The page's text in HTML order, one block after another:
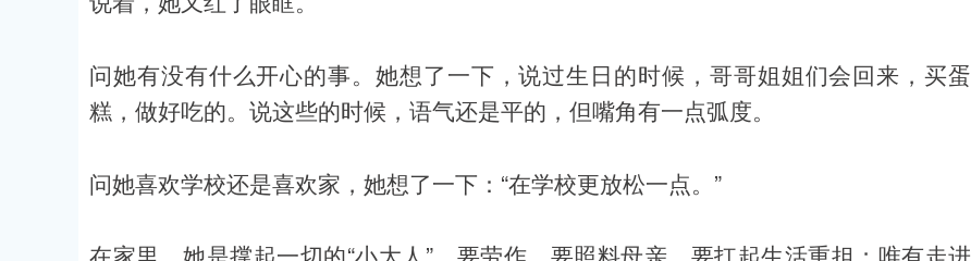
问她有没有什么开心的事。她想了一下，说过生日的时候，哥哥姐姐们会回来，买蛋
糕，做好吃的。说这些的时候，语气还是平的，但嘴角有一点弧度。
问她喜欢学校还是喜欢家，她想了一下：“在学校更放松一点。”